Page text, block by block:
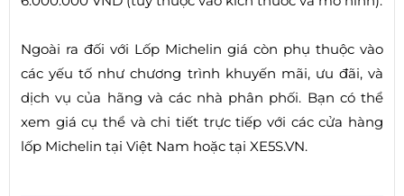
Ngoài ra đối với Lốp Michelin giá còn phụ thuộc vào
các yếu tố như chương trình khuyến mãi, ưu đãi, và
dịch vụ của hãng và các nhà phân phối. Bạn có thể
xem giá cụ thể và chi tiết trực tiếp với các cửa hàng
lốp Michelin tại Việt Nam hoặc tại XE5S.VN.